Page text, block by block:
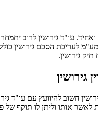
₪ בצירוף מע"מ לעריכת
גירושין.
גירושין
חשוב להיוועץ עם עו"ד
אותו וליתן לו תוקף של